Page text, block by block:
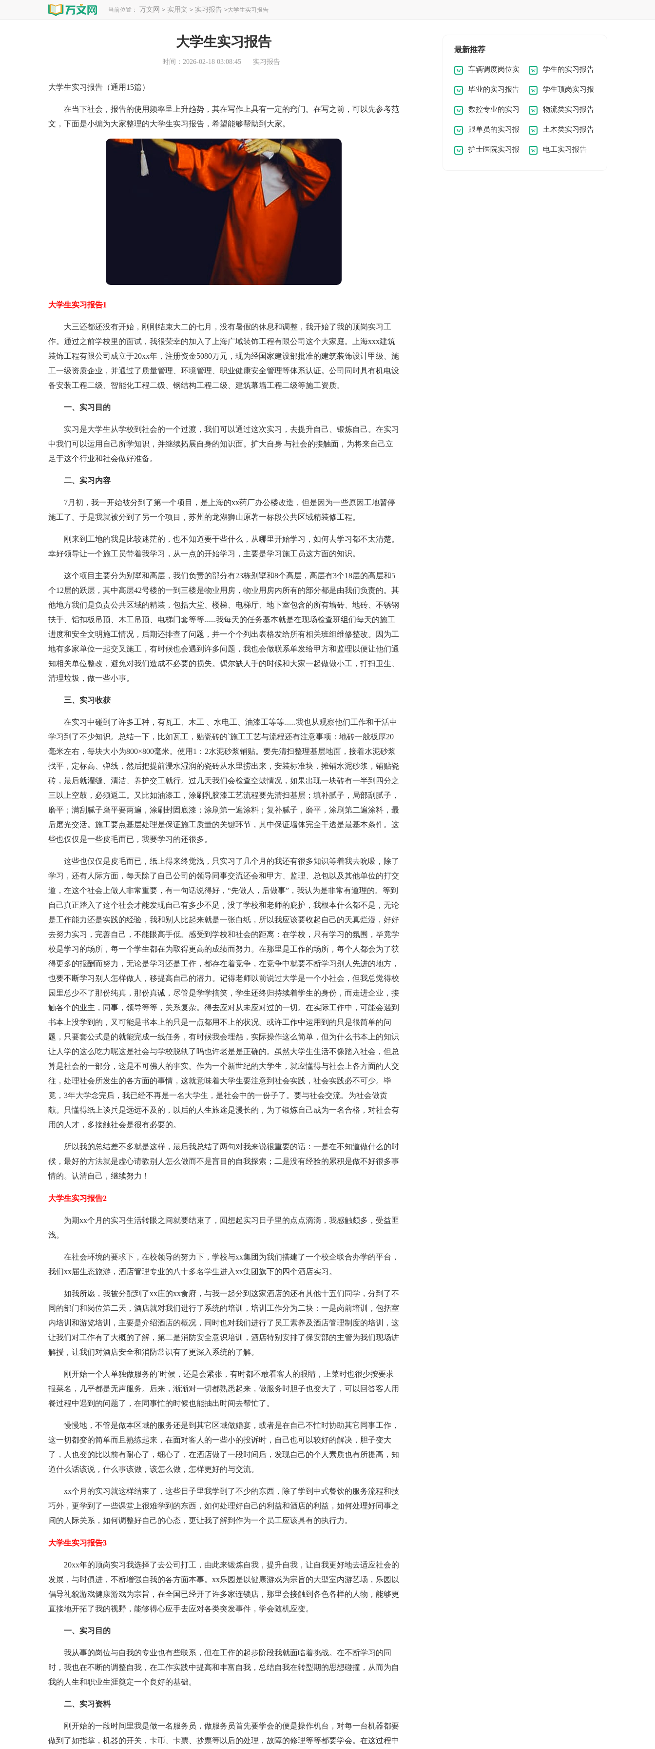
当前位置： 万文网 > 实用文 > 实习报告 >大学生实习报告
大学生实习报告
时间：2026-02-18 03:08:45 实习报告
大学生实习报告（通用15篇）
在当下社会，报告的使用频率呈上升趋势，其在写作上具有一定的窍门。在写之前，可以先参考范
文，下面是小编为大家整理的大学生实习报告，希望能够帮助到大家。
大学生实习报告1
大三还都还没有开始，刚刚结束大二的七月，没有暑假的休息和调整，我开始了我的顶岗实习工
作。通过之前学校里的面试，我很荣幸的加入了上海广域装饰工程有限公司这个大家庭。上海xxx建筑
装饰工程有限公司成立于20xx年，注册资金5080万元，现为经国家建设部批准的建筑装饰设计甲级、施
工一级资质企业，并通过了质量管理、环境管理、职业健康安全管理等体系认证。公司同时具有机电设
备安装工程二级、智能化工程二级、钢结构工程二级、建筑幕墙工程二级等施工资质。
一、实习目的
实习是大学生从学校到社会的一个过渡，我们可以通过这次实习，去提升自己、锻炼自己。在实习
中我们可以运用自己所学知识，并继续拓展自身的知识面。扩大自身 与社会的接触面，为将来自己立
足于这个行业和社会做好准备。
二、实习内容
7月初，我一开始被分到了第一个项目，是上海的xx药厂办公楼改造，但是因为一些原因工地暂停
施工了。于是我就被分到了另一个项目，苏州的龙湖狮山原著一标段公共区域精装修工程。
刚来到工地的我是比较迷茫的，也不知道要干些什么，从哪里开始学习，如何去学习都不太清楚。
幸好领导让一个施工员带着我学习，从一点的开始学习，主要是学习施工员这方面的知识。
这个项目主要分为别墅和高层，我们负责的部分有23栋别墅和8个高层，高层有3个18层的高层和5
个12层的跃层，其中高层42号楼的一到三楼是物业用房，物业用房内所有的部分都是由我们负责的。其
他地方我们是负责公共区域的精装，包括大堂、楼梯、电梯厅、地下室包含的所有墙砖、地砖、不锈钢
扶手、铝扣板吊顶、木工吊顶、电梯门套等等......我每天的任务基本就是在现场检查班组们每天的施工
进度和安全文明施工情况，后期还排查了问题，并一个个列出表格发给所有相关班组维修整改。因为工
地有多家单位一起交叉施工，有时候也会遇到许多问题，我也会做联系单发给甲方和监理以便让他们通
知相关单位整改，避免对我们造成不必要的损失。偶尔缺人手的时候和大家一起做做小工，打扫卫生、
清理垃圾，做一些小事。
三、实习收获
在实习中碰到了许多工种，有瓦工、木工 、水电工、油漆工等等......我也从观察他们工作和干活中
学习到了不少知识。总结一下，比如瓦工，贴瓷砖的`施工工艺与流程还有注意事项：地砖一般板厚20
毫米左右，每块大小为800×800毫米。使用1：2水泥砂浆铺贴。要先清扫整理基层地面，接着水泥砂浆
找平，定标高、弹线，然后把提前浸水湿润的瓷砖从水里捞出来，安装标准块，摊铺水泥砂浆，铺贴瓷
砖，最后就灌缝、清洁、养护交工就行。过几天我们会检查空鼓情况，如果出现一块砖有一半到四分之
三以上空鼓，必须返工。又比如油漆工，涂刷乳胶漆工艺流程要先清扫基层；填补腻子，局部刮腻子，
磨平；满刮腻子磨平要两遍，涂刷封固底漆；涂刷第一遍涂料；复补腻子，磨平，涂刷第二遍涂料，最
后磨光交活。施工要点基层处理是保证施工质量的关键环节，其中保证墙体完全干透是最基本条件。这
些也仅仅是一些皮毛而已，我要学习的还很多。
这些也仅仅是皮毛而已，纸上得来终觉浅，只实习了几个月的我还有很多知识等着我去吮吸，除了
学习，还有人际方面，每天除了自己公司的领导同事交流还会和甲方、监理、总包以及其他单位的打交
道，在这个社会上做人非常重要，有一句话说得好，“先做人，后做事”，我认为是非常有道理的。等到
自己真正踏入了这个社会才能发现自己有多少不足，没了学校和老师的庇护，我根本什么都不是，无论
是工作能力还是实践的经验，我和别人比起来就是一张白纸，所以我应该要收起自己的天真烂漫，好好
去努力实习，完善自己，不能眼高手低。感受到学校和社会的距离：在学校，只有学习的氛围，毕竟学
校是学习的场所，每一个学生都在为取得更高的成绩而努力。在那里是工作的场所，每个人都会为了获
得更多的报酬而努力，无论是学习还是工作，都存在着竞争，在竞争中就要不断学习别人先进的地方，
也要不断学习别人怎样做人，移提高自己的潜力。记得老师以前说过大学是一个小社会，但我总觉得校
园里总少不了那份纯真，那份真诚，尽管是学学搞笑，学生还终归持续着学生的身份，而走进企业，接
触各个的业主，同事，领导等等，关系复杂。得去应对从未应对过的一切。在实际工作中，可能会遇到
书本上没学到的，又可能是书本上的只是一点都用不上的状况。或许工作中运用到的只是很简单的问
题，只要套公式是的就能完成一线任务，有时候我会埋怨，实际操作这么简单，但为什么书本上的知识
让人学的这么吃力呢这是社会与学校脱轨了吗也许老是是正确的。虽然大学生生活不像踏入社会，但总
算是社会的一部分，这是不可佛人的事实。作为一个新世纪的大学生，就应懂得与社会上各方面的人交
往，处理社会所发生的各方面的事情，这就意味着大学生要注意到社会实践，社会实践必不可少。毕
竟，3年大学念完后，我已经不再是一名大学生，是社会中的一份子了。要与社会交流。为社会做贡
献。只懂得纸上谈兵是远远不及的，以后的人生旅途是漫长的，为了锻炼自己成为一名合格，对社会有
用的人才，多接触社会是很有必要的。
所以我的总结差不多就是这样，最后我总结了两句对我来说很重要的话：一是在不知道做什么的时
候，最好的方法就是虚心请教别人怎么做而不是盲目的自我探索；二是没有经验的累积是做不好很多事
情的。认清自己，继续努力！
大学生实习报告2
为期xx个月的实习生活转眼之间就要结束了，回想起实习日子里的点点滴滴，我感触颇多，受益匪
浅。
在社会环境的要求下，在校领导的努力下，学校与xx集团为我们搭建了一个校企联合办学的平台，
我们xx届生态旅游，酒店管理专业的八十多名学生进入xx集团旗下的四个酒店实习。
如我所愿，我被分配到了xx庄的xx食府，与我一起分到这家酒店的还有其他十五们同学，分到了不
同的部门和岗位第二天，酒店就对我们进行了系统的培训，培训工作分为二块：一是岗前培训，包括室
内培训和游览培训，主要是介绍酒店的概况，同时也对我们进行了员工素养及酒店管理制度的培训，这
让我们对工作有了大概的了解，第二是消防安全意识培训，酒店特别安排了保安部的主管为我们现场讲
解授，让我们对酒店安全和消防常识有了更深入系统的了解。
刚开始一个人单独做服务的`时候，还是会紧张，有时都不敢看客人的眼睛，上菜时也很少按要求
报菜名，几乎都是无声服务。后来，渐渐对一切都熟悉起来，做服务时胆子也变大了，可以回答客人用
餐过程中遇到的问题了，在同事忙的时候也能抽出时间去帮忙了。
慢慢地，不管是做本区域的服务还是到其它区域做婚宴，或者是在自己不忙时协助其它同事工作，
这一切都变的简单而且熟练起来，在面对客人的一些小的投诉时，自己也可以较好的解决，胆子变大
了，人也变的比以前有耐心了，细心了，在酒店做了一段时间后，发现自己的个人素质也有所提高，知
道什么话该说，什么事该做，该怎么做，怎样更好的与交流。
xx个月的实习就这样结束了，这些日子里我学到了不少的东西，除了学到中式餐饮的服务流程和技
巧外，更学到了一些课堂上很难学到的东西，如何处理好自己的利益和酒店的利益，如何处理好同事之
间的人际关系，如何调整好自己的心态，更让我了解到作为一个员工应该具有的执行力。
大学生实习报告3
20xx年的顶岗实习我选择了去公司打工，由此来锻炼自我，提升自我，让自我更好地去适应社会的
发展，与时俱进，不断增强自我的各方面本事。xx乐园是以健康游戏为宗旨的大型室内游艺场，乐园以
倡导礼貌游戏健康游戏为宗旨，在全国已经开了许多家连锁店，那里会接触到各色各样的人物，能够更
直接地开拓了我的视野，能够得心应手去应对各类突发事件，学会随机应变。
一、实习目的
我从事的岗位与自我的专业也有些联系，但在工作的起步阶段我就面临着挑战。在不断学习的同
时，我也在不断的调整自我，在工作实践中提高和丰富自我，总结自我在转型期的思想碰撞，从而为自
我的人生和职业生涯奠定一个良好的基础。
二、实习资料
刚开始的一段时间里我是做一名服务员，做服务员首先要学会的便是操作机台，对每一台机器都要
做到了如指掌，机器的开关，卡币、卡票、抄票等以后的处理，故障的修理等等都要学会。在这过程中
最新推荐
车辆调度岗位实
习报告
学生的实习报告
毕业的实习报告 学生顶岗实习报
告
数控专业的实习
报告
物流类实习报告
跟单员的实习报
告
土木类实习报告
护士医院实习报 电工实习报告